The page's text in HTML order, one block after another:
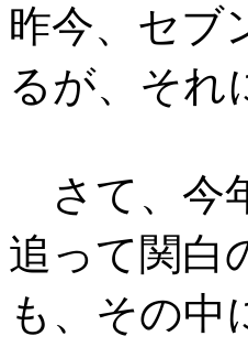
昨今、セブ
るが、それ
さて、今
追って関白
も、その中